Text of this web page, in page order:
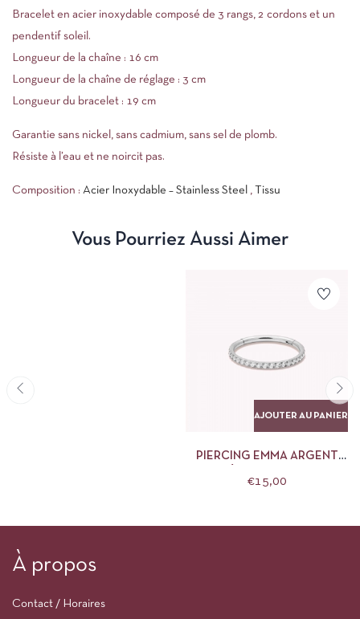
Bracelet en acier inoxydable composé de 3 rangs, 2 cordons et un
pendentif soleil.
Longueur de la chaîne : 16 cm
Longueur de la chaîne de réglage : 3 cm
Longueur du bracelet : 19 cm
Garantie sans nickel, sans cadmium, sans sel de plomb.
Résiste à l’eau et ne noircit pas.
Composition : Acier Inoxydable – Stainless Steel , Tissu
Vous Pourriez Aussi Aimer
AJOUTER AU PANIER
PIERCING EMMA ARGENT
€15,00
À propos
Contact / Horaires